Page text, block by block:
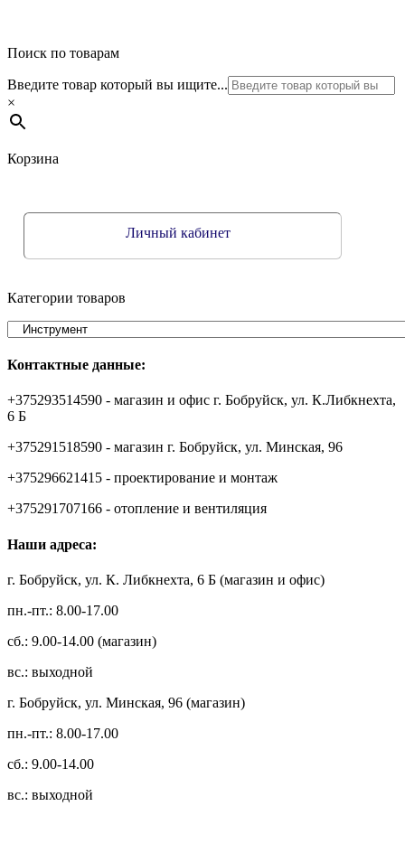
Поиск по товарам
Введите товар который вы ищите...
×
Корзина
Личный кабинет
Категории товаров
Контактные данные:
+375293514590 - магазин и офис г. Бобруйск, ул. К.Либкнехта,
6 Б
+375291518590 - магазин г. Бобруйск, ул. Минская, 96
+375296621415 - проектирование и монтаж
+375291707166 - отопление и вентиляция
Наши адреса:
г. Бобруйск, ул. К. Либкнехта, 6 Б (магазин и офис)
пн.-пт.: 8.00-17.00
сб.: 9.00-14.00 (магазин)
вс.: выходной
г. Бобруйск, ул. Минская, 96 (магазин)
пн.-пт.: 8.00-17.00
сб.: 9.00-14.00
вс.: выходной